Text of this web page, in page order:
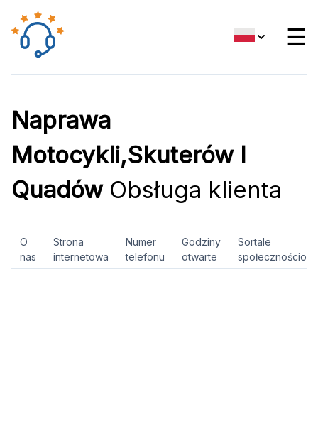
☰
Naprawa
Motocykli,Skuterów I
QuadówObsługa klienta
O
nas
Strona
internetowa
Numer
telefonu
Godziny
otwarte
Sortale